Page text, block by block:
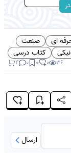
ای
صنعت
کتاب درسی
36
0
0
0
4
ارسال